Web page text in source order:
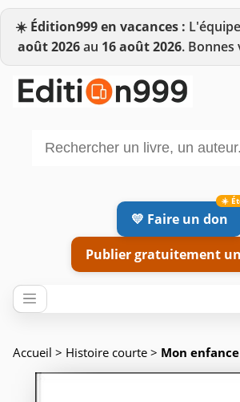
☀️ Édition999 en vacances :
août 2026au 16 août 2026. Bonnes
💛 Faire un don
Publier gratuitement
Accueil > Histoire courte > Mon enfance